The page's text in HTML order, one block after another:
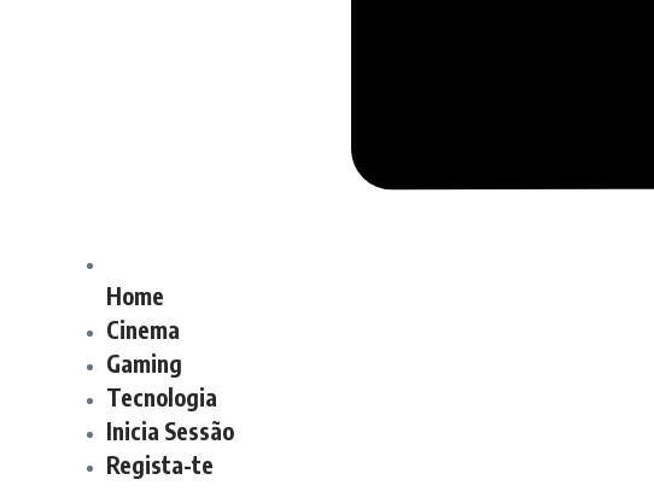
Home
Cinema
Gaming
Tecnologia
Inicia Sessão
Regista-te